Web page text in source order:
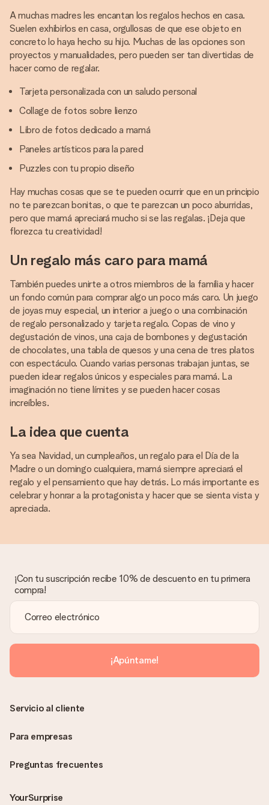
A muchas madres les encantan los regalos hechos en casa.
Suelen exhibirlos en casa, orgullosas de que ese objeto en
concreto lo haya hecho su hijo. Muchas de las opciones son
proyectos y manualidades, pero pueden ser tan divertidas de
hacer como de regalar.
Tarjeta personalizada con un saludo personal
Collage de fotos sobre lienzo
Libro de fotos dedicado a mamá
Paneles artísticos para la pared
Puzzles con tu propio diseño
Hay muchas cosas que se te pueden ocurrir que en un principio
no te parezcan bonitas, o que te parezcan un poco aburridas,
pero que mamá apreciará mucho si se las regalas. ¡Deja que
florezca tu creatividad!
Un regalo más caro para mamá
También puedes unirte a otros miembros de la familia y hacer
un fondo común para comprar algo un poco más caro. Un juego
de joyas muy especial, un interior a juego o una combinación
de regalo personalizado y tarjeta regalo. Copas de vino y
degustación de vinos, una caja de bombones y degustación
de chocolates, una tabla de quesos y una cena de tres platos
con espectáculo. Cuando varias personas trabajan juntas, se
pueden idear regalos únicos y especiales para mamá. La
imaginación no tiene límites y se pueden hacer cosas
increíbles.
La idea que cuenta
Ya sea Navidad, un cumpleaños, un regalo para el Día de la
Madre o un domingo cualquiera, mamá siempre apreciará el
regalo y el pensamiento que hay detrás. Lo más importante es
celebrar y honrar a la protagonista y hacer que se sienta vista y
apreciada.
¡Con tu suscripción recibe 10% de descuento en tu primera
compra!
¡Apúntame!
Preguntas frecuentes
YourSurprise
Servicio al cliente
Para empresas